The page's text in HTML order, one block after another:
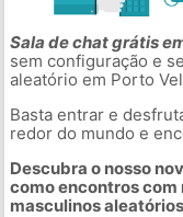
Sala de chat grátis
sem configuração e
aleatório em Porto
Basta entrar e
redor do mundo e
Descubra o nosso
como encontros com
masculinos aleatórios